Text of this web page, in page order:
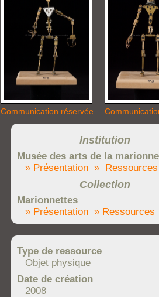
Communication réservée
Institution
Musée des arts de la
» Présentation » Ressources
Collection
Marionnettes
» Présentation » Ressources
Type de ressource
Objet physique
Date de création
2008